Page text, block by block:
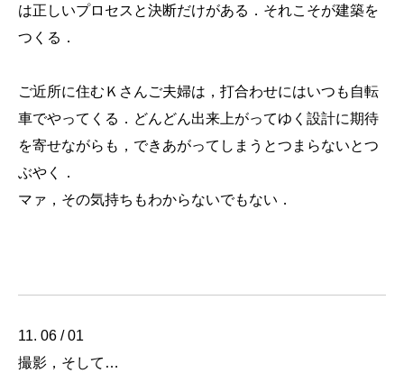
は正しいプロセスと決断だけがある．それこそが建築を
つくる．
ご近所に住むＫさんご夫婦は，打合わせにはいつも自転
車でやってくる．どんどん出来上がってゆく設計に期待
を寄せながらも，できあがってしまうとつまらないとつ
ぶやく．
マァ，その気持ちもわからないでもない．
11. 06 / 01
撮影，そして…